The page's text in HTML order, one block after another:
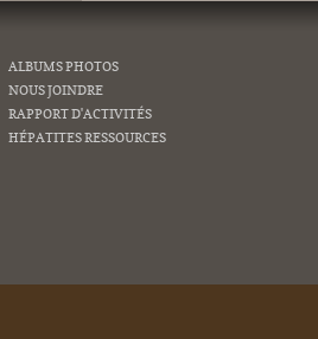
ALBUMS PHOTOS
NOUS JOINDRE
RAPPORT D'ACTIVITÉS
HÉPATITES RESSOURCES